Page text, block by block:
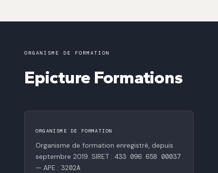
ORGANISME DE FORMATION
Epicture Formations
ORGANISME DE FORMATION
Organisme de formation enregistré, depuis
septembre 2019. SIRET : 433 096 658 00037
— APE : 3202A